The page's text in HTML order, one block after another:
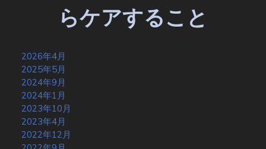
らケアすること
2026年4月
2025年5月
2024年9月
2024年1月
2023年10月
2023年4月
2022年12月